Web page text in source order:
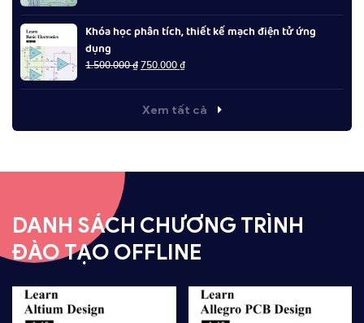
1.500.000 ₫.
là:
750.000 ₫.
Khóa học phân tích, thiết kế mạch điện tử ứng
dụng
1.500.000₫Giá
là:
1.500.000 ₫.
750.000₫Giá
tại
là:
Xem tất cả
DANH SÁCH CHƯƠNG TRÌNH
ĐÀO TẠO OFFLINE